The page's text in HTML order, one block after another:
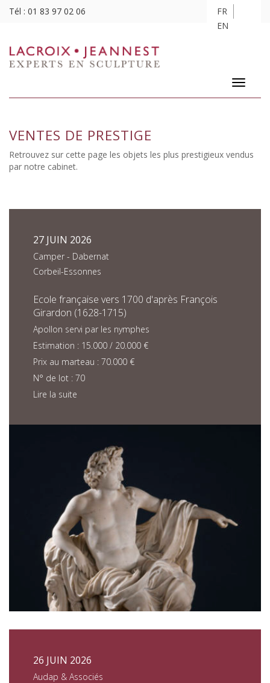
Tél : 01 83 97 02 06
FR
EN
Toggle
VENTES DE PRESTIGE
Retrouvez sur cette page les objets les plus prestigieux vendus
par notre cabinet.
27 JUIN 2026
Camper - Dabernat
Corbeil-Essonnes
Ecole française vers 1700 d'après François
Girardon (1628-1715)
Apollon servi par les nymphes
Estimation : 15.000 / 20.000 €
Prix au marteau : 70.000 €
N° de lot : 70
Lire la suite
26 JUIN 2026
Audap & Associés